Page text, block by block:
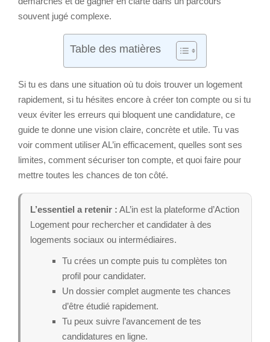
souvent jugé complexe.
Table des matières
Si tu es dans une situation où tu dois trouver un logement
rapidement, si tu hésites encore à créer ton compte ou si tu
veux éviter les erreurs qui bloquent une candidature, ce
guide te donne une vision claire, concrète et utile. Tu vas
voir comment utiliser AL’in efficacement, quelles sont ses
limites, comment sécuriser ton compte, et quoi faire pour
mettre toutes les chances de ton côté.
L’essentiel a retenir : AL’in est la plateforme d’Action
Logement pour rechercher et candidater à des
logements sociaux ou intermédiaires.
Tu crées un compte puis tu complètes ton
profil pour candidater.
Un dossier complet augmente tes chances
d’être étudié rapidement.
Tu peux suivre l’avancement de tes
candidatures en ligne.